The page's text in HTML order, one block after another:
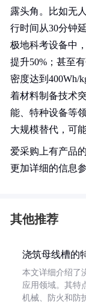
露头角。比如无
行时间从30分钟
极地科考设备中
提升50%；甚至
密度达到400Wh/
着材料制备技术
能、特种设备等
大规模替代，可
爱采购上有产品
更加详细的信息
其他推荐
浇筑母线槽的
本文详细介绍了
应用领域。其特
机械、防火和防